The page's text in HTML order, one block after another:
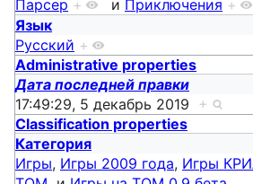
Парсер + и Приключения +
Язык
Русский +
Administrative properties
Дата последней правки
17:49:29, 5 декабрь 2019 +
Classification properties
Категория
Игры, Игры 2009 года, Игры